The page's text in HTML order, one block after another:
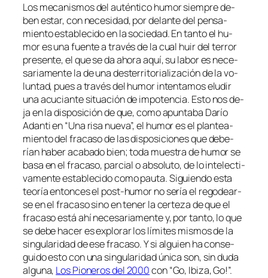
Los me­ca­nis­mos del au­tén­ti­co hu­mor siem­pre de­
ben es­tar, con ne­ce­si­dad, por de­lan­te del pen­sa­
mien­to es­ta­ble­ci­do en la so­cie­dad. En tan­to el hu­
mor es una fuen­te a tra­vés de la cual huir del te­rror
pre­sen­te, el que se da aho­ra aquí, su la­bor es ne­ce­
sa­ria­men­te la de una des­te­rri­to­ria­li­za­ción de la vo­
lun­tad, pues a tra­vés del hu­mor in­ten­ta­mos elu­dir
una acu­cian­te si­tua­ción de im­po­ten­cia. Esto nos de­
ja en la dis­po­si­ción de que, co­mo apun­ta­ba Darío
Adanti en “Una ri­sa nue­va”, el hu­mor es el plan­tea­
mien­to del fra­ca­so de las dis­po­si­cio­nes que de­be­
rían ha­ber aca­ba­do bien; to­da mues­tra de hu­mor se
ba­sa en el fra­ca­so, par­cial o ab­so­lu­to, de lo in­te­lec­ti­
va­men­te es­ta­ble­ci­do co­mo pau­ta. Siguiendo es­ta
teo­ría en­ton­ces el post-humor no se­ría el re­go­dear­
se en el fra­ca­so sino en te­ner la cer­te­za de que el
fra­ca­so es­tá ahí ne­ce­sa­ria­men­te y, por tan­to, lo que
se de­be ha­cer es ex­plo­rar los lí­mi­tes mis­mos de la
sin­gu­la­ri­dad de ese fra­ca­so. Y si al­guien ha con­se­
gui­do es­to con una sin­gu­la­ri­dad úni­ca son, sin du­da
al­gu­na, Los Pioneros del 2000con “Go, Ibiza, Go!”.